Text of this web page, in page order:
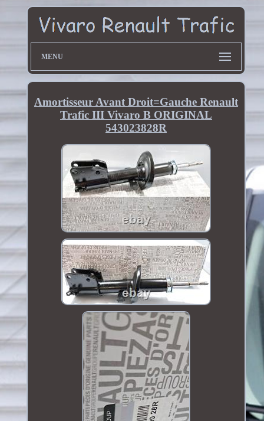
MENU
Amortisseur Avant Droit=Gauche Renault
Trafic III Vivaro B ORIGINAL
543023828R